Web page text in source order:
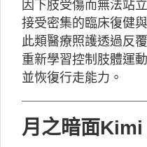
因下肢受傷而無法站
接受密集的臨床復健
此類醫療照護透過反
重新學習控制肢體運
並恢復行走能力。
月之暗面